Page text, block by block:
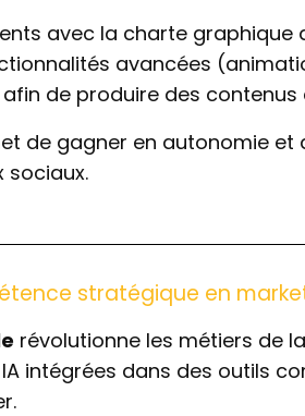
avec la charte graphique
avancées
de produire des
de gagner en autonomie et
sociaux.
stratégique en
révolutionne les métiers de
intégrées dans des outils